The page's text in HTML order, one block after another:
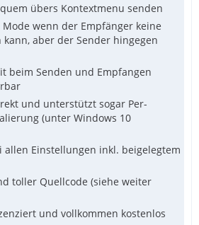
übers Kontextmenu senden
wenn der Empfänger keine
kann, aber der Sender hingegen
beim Senden und Empfangen
und unterstützt sogar Per-
(unter Windows 10
allen Einstellungen inkl. beigelegtem
toller Quellcode (siehe weiter
und vollkommen kostenlos